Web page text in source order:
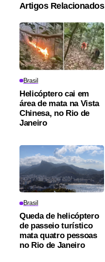
Artigos Relacionados
Brasil
Helicóptero cai em
área de mata na Vista
Chinesa, no Rio de
Janeiro
Brasil
Queda de helicóptero
de passeio turístico
mata quatro pessoas
no Rio de Janeiro